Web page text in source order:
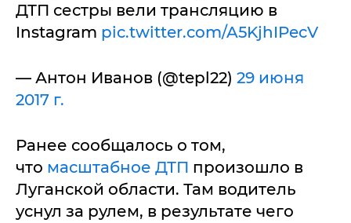
ДТП сестры вели трансляцию в
Instagram pic.twitter.com/A5KjhIPecV
— Антон Иванов (@tepl22) 29 июня
2017 г.
Ранее сообщалось о том,
что масштабное ДТП произошло в
Луганской области. Там водитель
уснул за рулем, в результате чего